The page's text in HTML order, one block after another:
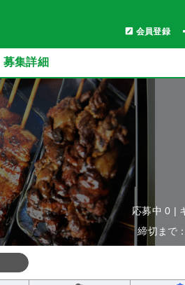
会員登録
募集詳細
応募中 0 |
締切まで